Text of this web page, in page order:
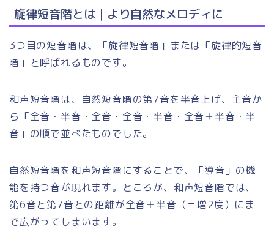
旋律短音階とは｜より自然なメロディに
3つ目の短音階は、「旋律短音階」または「旋律的短音
階」と呼ばれるものです。
和声短音階は、自然短音階の第7音を半音上げ、主音か
ら「全音・半音・全音・全音・半音・全音＋半音・半
音」の順で並べたものでした。
自然短音階を和声短音階にすることで、「導音」の機
能を持つ音が現れます。ところが、和声短音階では、
第6音と第7音との距離が全音＋半音（＝増2度）にま
で広がってしまいます。